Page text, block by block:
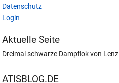
Datenschutz
Login
Aktuelle Seite
Dreimal schwarze Dampflok von Lenz
ATISBLOG.DE